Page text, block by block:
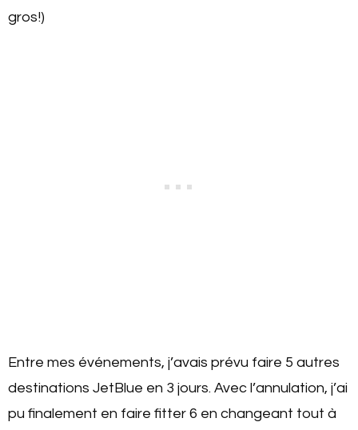
gros!)
Entre mes événements, j’avais prévu faire 5 autres
destinations JetBlue en 3 jours. Avec l’annulation, j’ai
pu finalement en faire fitter 6 en changeant tout à